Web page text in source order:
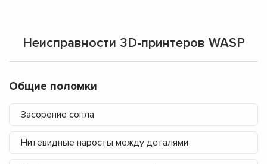
Неисправности 3D-принтеров WASP
Общие поломки
Засорение сопла
Нитевидные наросты между деталями